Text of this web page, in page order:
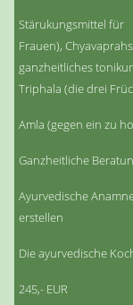
Stärukungsmittel für
Frauen),
ganzheitliches
Triphala (die drei
Amla (gegen ein zu
Ganzheitliche
Ayurvedische
erstellen
Die ayurvedische
245,- EUR